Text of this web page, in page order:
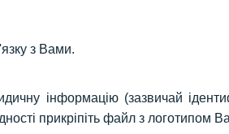
з Вами.
інформацію (зазвичай
прикріпіть файл з логотипом